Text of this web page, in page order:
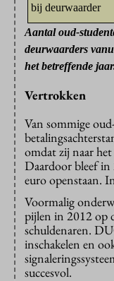
bij deurwaarder
Aantal oud-
deurwaarders
het betreffende
Vertrokken
Van sommige
omdat zij naar
Daardoor bleef in
euro openstaan.
Voormalig
pijlen in 2012 op
schuldenaren.
inschakelen en
succesvol.